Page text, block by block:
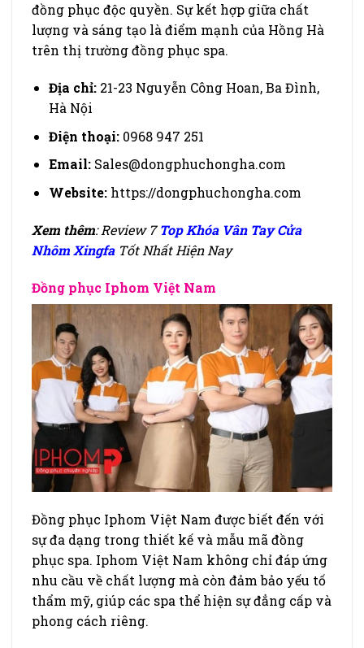
đồng phục độc quyền. Sự kết hợp giữa chất
lượng và sáng tạo là điểm mạnh của Hồng Hà
trên thị trường đồng phục spa.
Địa chỉ:21-23 Nguyễn Công Hoan, Ba Đình,
Hà Nội
Điện thoại:0968 947 251
Email: Sales@dongphuchongha.com
Website:https://dongphuchongha.com
Xem thêm: Review 7Top Khóa Vân Tay Cửa
Nhôm XingfaTốt Nhất Hiện Nay
Đồng phục Iphom Việt Nam
Đồng phục Iphom Việt Nam được biết đến với
sự đa dạng trong thiết kế và mẫu mã đồng
phục spa. Iphom Việt Nam không chỉ đáp ứng
nhu cầu về chất lượng mà còn đảm bảo yếu tố
thẩm mỹ, giúp các spa thể hiện sự đẳng cấp và
phong cách riêng.